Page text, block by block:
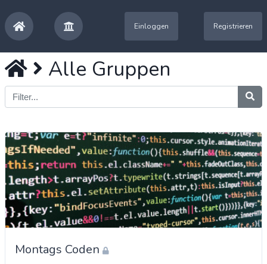
Einloggen Registrieren
Alle Gruppen
Montags Coden